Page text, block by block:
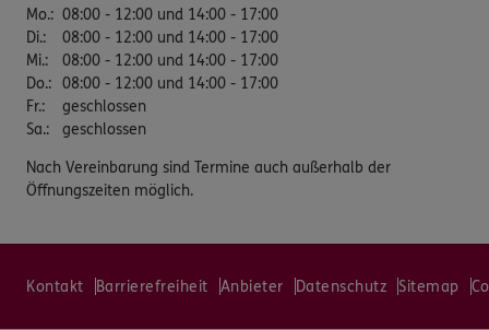
Mo.: 08:00 - 12:00 und 14:00 - 17:00
Di.:
08:00 - 12:00 und 14:00 - 17:00
Mi.:
08:00 - 12:00 und 14:00 - 17:00
Do.: 08:00 - 12:00 und 14:00 - 17:00
Fr.:
geschlossen
Sa.: geschlossen
Nach Vereinbarung sind Termine auch außerhalb der
Öffnungszeiten möglich.
Kontakt Barrierefreiheit Anbieter Datenschutz Sitemap